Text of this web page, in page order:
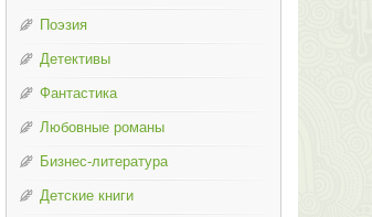
Поэзия
Детективы
Фантастика
Любовные романы
Бизнес-литература
Детские книги